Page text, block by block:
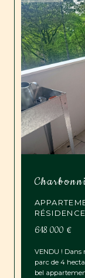
618 000 €
VENDU ! Dans
parc de 4
bel